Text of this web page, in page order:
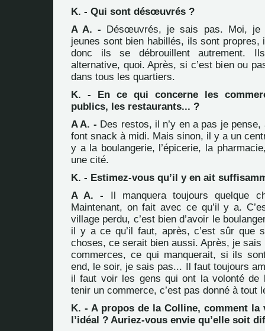
K. - Qui sont désœuvrés ?
A A. - Désœuvrés, je sais pas. Moi, je
jeunes sont bien habillés, ils sont propres,
donc ils se débrouillent autrement.
alternative, quoi. Après, si c’est bien ou
dans tous les quartiers.
K. - En ce qui concerne les
publics, les restaurants... ?
A A. - Des restos, il n’y en a pas je
font snack à midi. Mais sinon, il y a un
y a la boulangerie, l’épicerie, la
une cité.
K. - Estimez-vous qu’il y en ait
A A. - Il manquera toujours quelque
Maintenant, on fait avec ce qu’il y a.
village perdu, c’est bien d’avoir le
il y a ce qu’il faut, après, c’est sûr que
choses, ce serait bien aussi. Après, je sais
commerces, ce qui manquerait, si ils
end, le soir, je sais pas... Il faut toujours
il faut voir les gens qui ont la volonté de
tenir un commerce, c’est pas donné à tout
K. - A propos de la Colline, comment la
l’idéal ? Auriez-vous envie qu’elle soit